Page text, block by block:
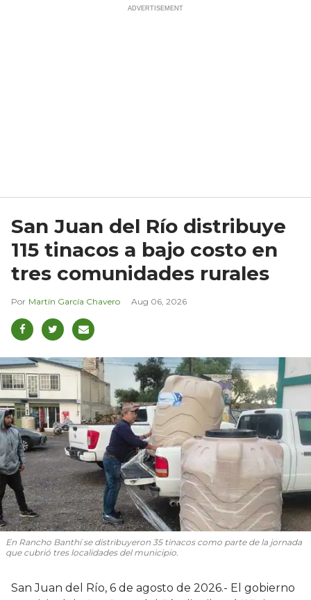
San Juan del Río distribuye
115 tinacos a bajo costo en
tres comunidades rurales
Martín García Chavero Aug 06, 2026
En Rancho Banthí se distribuyeron 35 tinacos como parte de la jornada
que cubrió tres localidades del municipio.
San Juan del Río, 6 de agosto de 2026.- El gobierno